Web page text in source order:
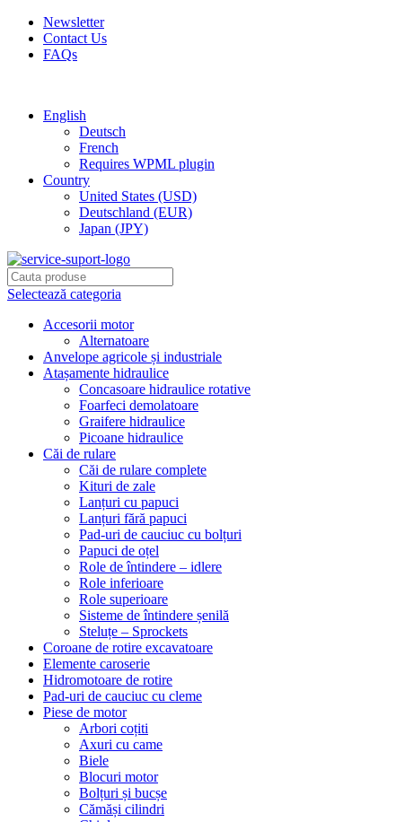
Newsletter
Contact Us
FAQs
English
Deutsch
French
Requires WPML plugin
Country
United States (USD)
Deutschland (EUR)
Japan (JPY)
Selectează categoria
Accesorii motor
Alternatoare
Anvelope agricole și industriale
Atașamente hidraulice
Concasoare hidraulice rotative
Foarfeci demolatoare
Graifere hidraulice
Picoane hidraulice
Căi de rulare
Căi de rulare complete
Kituri de zale
Lanțuri cu papuci
Lanțuri fără papuci
Pad-uri de cauciuc cu bolțuri
Papuci de oțel
Role de întindere – idlere
Role inferioare
Role superioare
Sisteme de întindere șenilă
Steluțe – Sprockets
Coroane de rotire excavatoare
Elemente caroserie
Hidromotoare de rotire
Pad-uri de cauciuc cu cleme
Piese de motor
Arbori coțiti
Axuri cu came
Biele
Blocuri motor
Bolțuri și bucșe
Cămăși cilindri